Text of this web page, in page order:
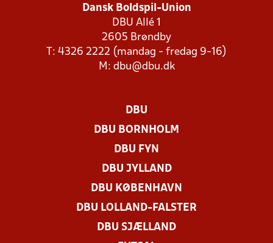
Dansk Boldspil-Union
DBU Allé 1
2605 Brøndby
T: 4326 2222 (mandag - fredag 9-16)
M: dbu@dbu.dk
DBU
DBU BORNHOLM
DBU FYN
DBU JYLLAND
DBU KØBENHAVN
DBU LOLLAND-FALSTER
DBU SJÆLLAND